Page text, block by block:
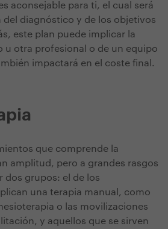
aconsejable para ti, el cual será
diagnóstico y de los objetivos
este plan puede implicar la
u otra profesional o de un equipo
impactará en el coste final.
que comprende la
amplitud, pero a grandes rasgos
dos grupos: el de los
una terapia manual, como
o las movilizaciones
y aquellos que se sirven